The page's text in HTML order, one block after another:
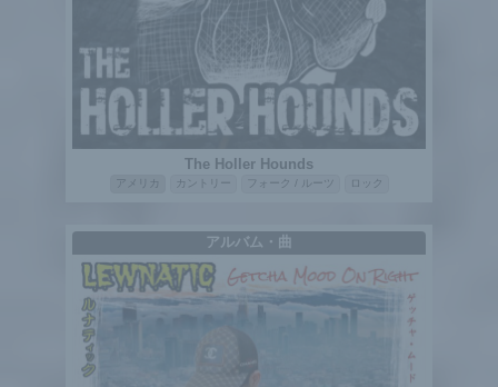
The Holler Hounds
アメリカ カントリー フォーク / ルーツ ロック
アルバム・曲